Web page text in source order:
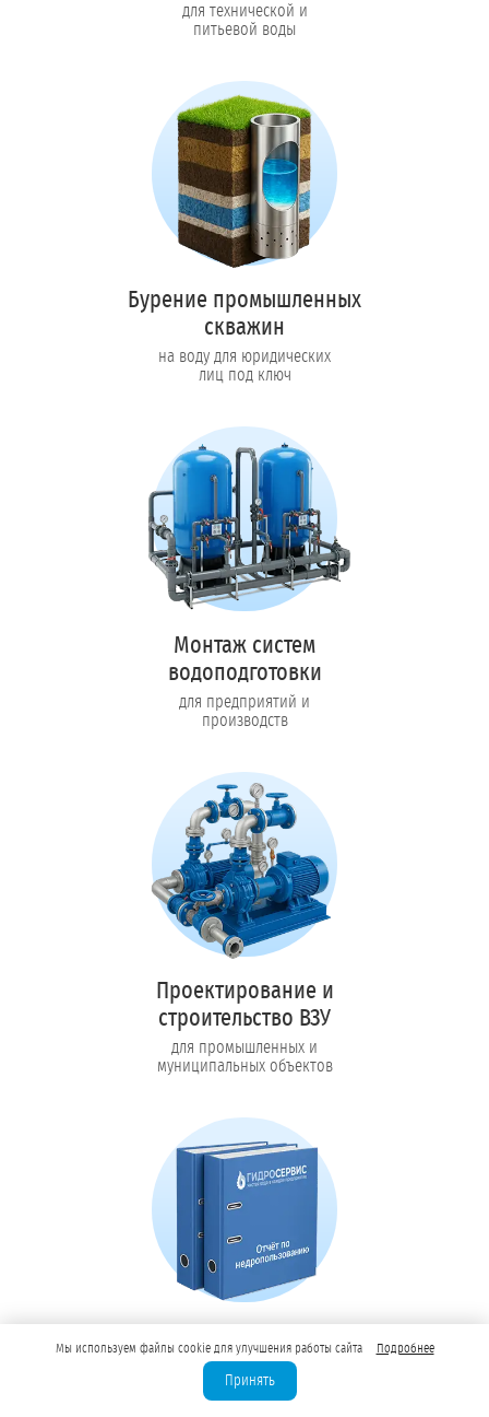
для технической и
питьевой воды
Бурение промышленных
скважин
на воду для юридических
лиц под ключ
Монтаж систем
водоподготовки
для предприятий и
производств
Проектирование и
строительство ВЗУ
для промышленных и
муниципальных объектов
Сервис, мониторинг и
отчётность 1 год
в подарок при
Мы используем файлы cookie для улучшения работы сайта Подробнее
Принять